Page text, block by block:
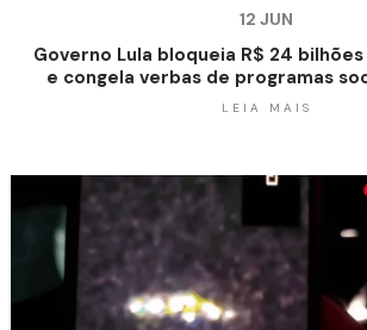
12 JUN
Governo Lula bloqueia R$ 24
e congela verbas de programas
LEIA MAIS